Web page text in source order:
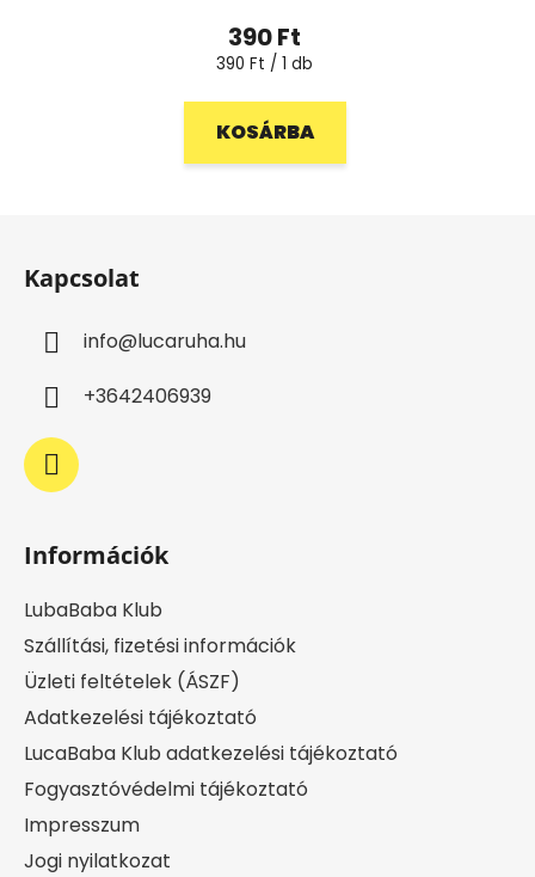
390 Ft
Egységár:
390 Ft / 1 db
KOSÁRBA
Kapcsolat
info@lucaruha.hu
+3642406939
Információk
LubaBaba Klub
Szállítási, fizetési információk
Üzleti feltételek (ÁSZF)
Adatkezelési tájékoztató
LucaBaba Klub adatkezelési tájékoztató
Fogyasztóvédelmi tájékoztató
Impresszum
Jogi nyilatkozat